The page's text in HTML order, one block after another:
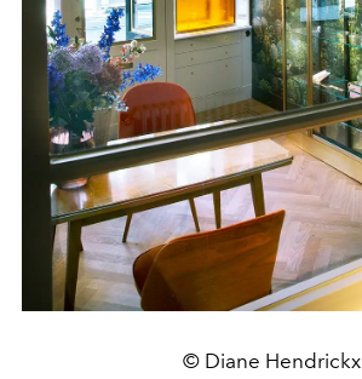
© Diane Hendrickx